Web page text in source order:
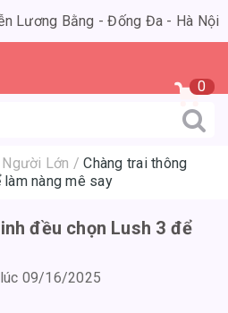
Lương Bằng - Đống Đa - Hà Nội
0
Lớn /Chàng trai thông
nàng mê say
đều chọn Lush 3 để
09/16/2025